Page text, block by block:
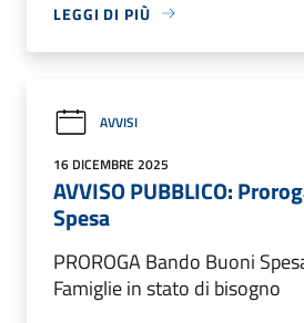
LEGGI DI PIÙ
AVVISI
16 DICEMBRE 2025
AVVISO PUBBLICO:
Spesa
PROROGA Bando Buoni
Famiglie in stato di bisogno